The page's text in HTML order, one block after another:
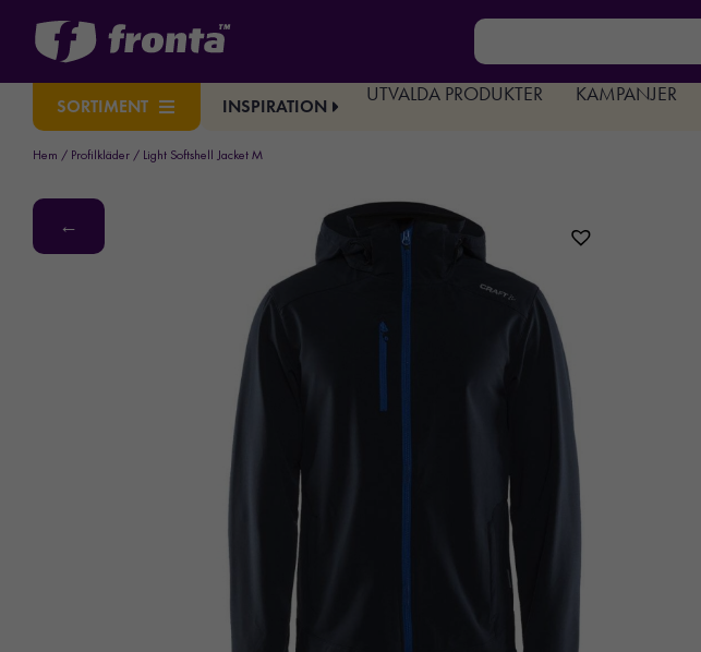
SORTIMENT INSPIRATION
UTVALDA PRODUKTER KAMPANJER
Hem / Profilkläder / Light Softshell Jacket M
←